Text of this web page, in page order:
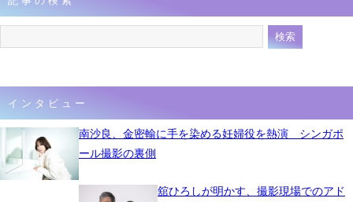
インタビュー
南沙良、金密輸に手を染める妊婦役を熱演 シンガポ
ール撮影の裏側
舘ひろしが明かす、撮影現場でのアド